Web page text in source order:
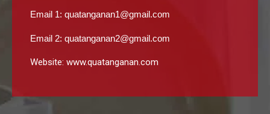
Email 1: quatanganan1@gmail.com
Email 2: quatanganan2@gmail.com
Website: www.quatanganan.com